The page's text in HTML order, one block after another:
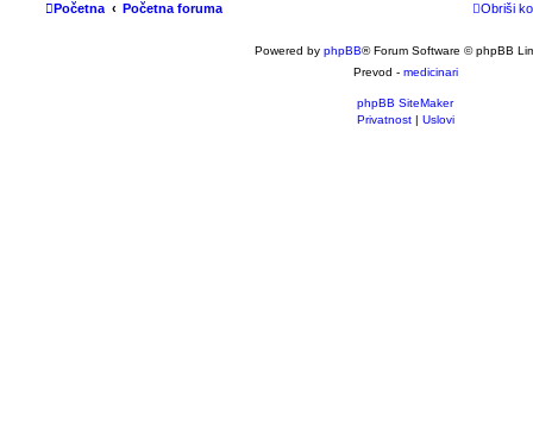
Početna Početna foruma Obriši
Powered by phpBB® Forum Software © phpBB
Prevod - medicinari
phpBB SiteMaker
Privatnost| Uslovi